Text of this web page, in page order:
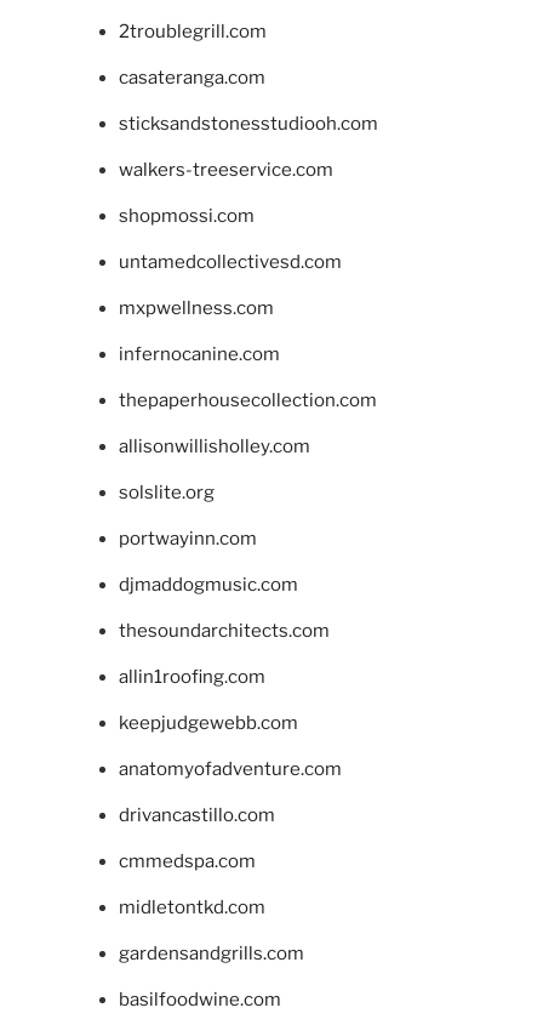
2troublegrill.com
casateranga.com
sticksandstonesstudiooh.com
walkers-treeservice.com
shopmossi.com
untamedcollectivesd.com
mxpwellness.com
infernocanine.com
thepaperhousecollection.com
allisonwillisholley.com
solslite.org
portwayinn.com
djmaddogmusic.com
thesoundarchitects.com
allin1roofing.com
keepjudgewebb.com
anatomyofadventure.com
drivancastillo.com
cmmedspa.com
midletontkd.com
gardensandgrills.com
basilfoodwine.com